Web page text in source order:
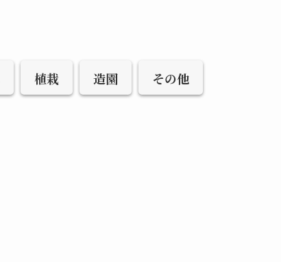
植栽 造園 その他